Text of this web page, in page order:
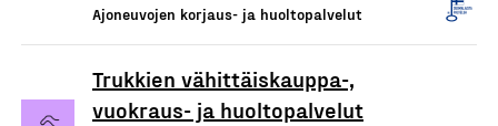
Ajoneuvojen korjaus- ja huoltopalvelut
Trukkien vähittäiskauppa-,
vuokraus- ja huoltopalvelut